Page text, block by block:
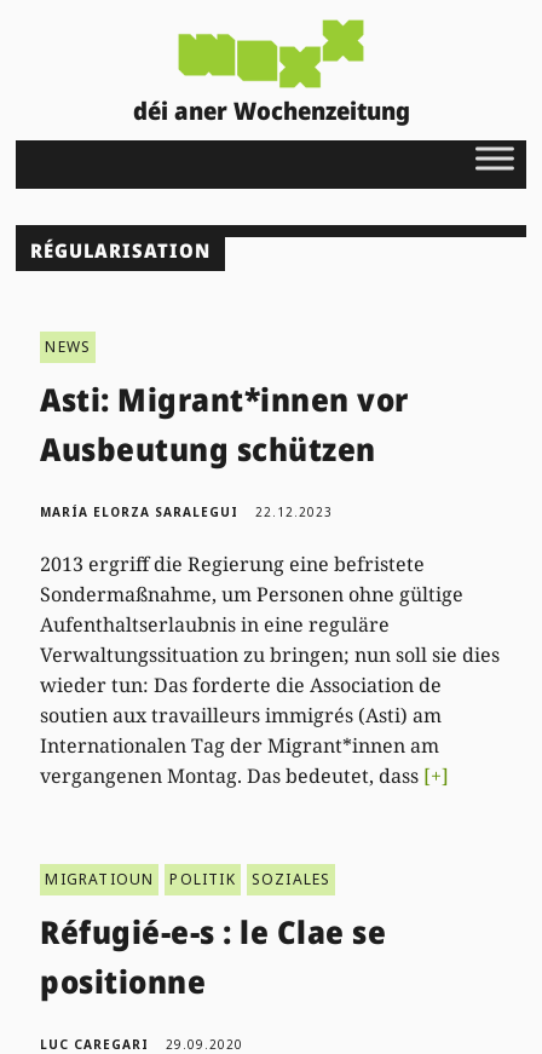
déi aner Wochenzeitung
RÉGULARISATION
NEWS
Asti: Migrant*innen vor
Ausbeutung schützen
MARÍA ELORZA SARALEGUI 22.12.2023
2013 ergriff die Regierung eine befristete
Sondermaßnahme, um Personen ohne gültige
Aufenthaltserlaubnis in eine reguläre
Verwaltungssituation zu bringen; nun soll sie dies
wieder tun: Das forderte die Association de
soutien aux travailleurs immigrés (Asti) am
Internationalen Tag der Migrant*innen am
vergangenen Montag. Das bedeutet, dass [+]
MIGRATIOUN POLITIK SOZIALES
Réfugié-e-s : le Clae se
positionne
LUC CAREGARI 29.09.2020